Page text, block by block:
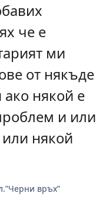
че е
ми
от някъде
някой е
и или
или някой
връх”